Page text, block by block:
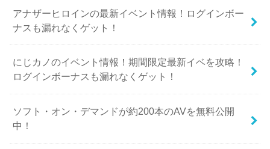
アナザーヒロインの最新イベント情報！ログインボー
ナスも漏れなくゲット！
にじカノのイベント情報！期間限定最新イベを攻略！
ログインボーナスも漏れなくゲット！
ソフト・オン・デマンドが約200本のAVを無料公開
中！